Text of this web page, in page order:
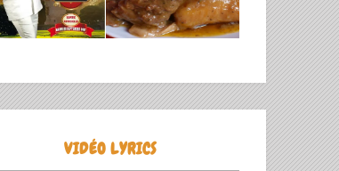
VIDÉO LYRICS